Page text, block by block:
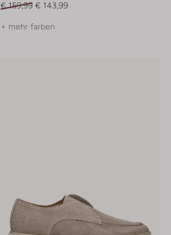
€ 159,99 € 143,99
+ mehr farben